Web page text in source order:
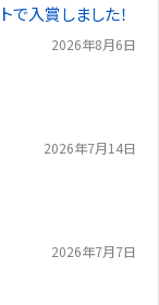
で入賞しました！
2026年8月6日
2026年7月14日
2026年7月7日